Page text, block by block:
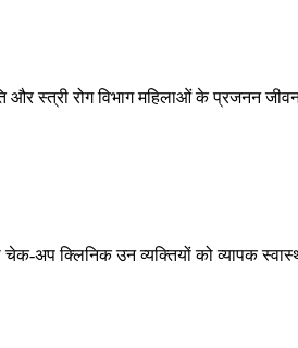
स्त्री रोग विभाग महिलाओं के प्रजनन
अप क्लिनिक उन व्यक्तियों को व्यापक